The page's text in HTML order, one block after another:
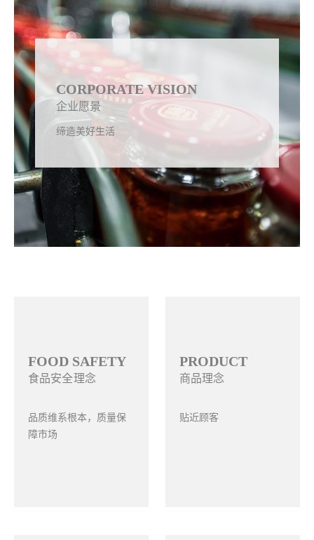
CORPORATE VISION
企业愿景
缔造美好生活
FOOD SAFETY
食品安全理念
品质维系根本，质量保
障市场
PRODUCT
商品理念
贴近顾客